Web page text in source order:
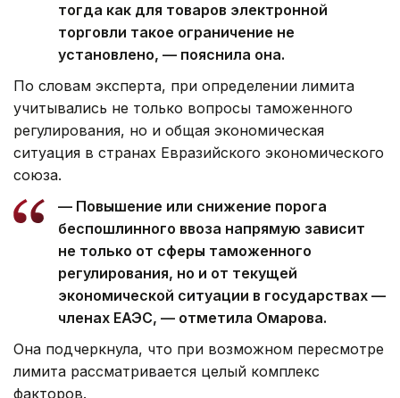
тогда как для товаров электронной
торговли такое ограничение не
установлено, — пояснила она.
По словам эксперта, при определении лимита
учитывались не только вопросы таможенного
регулирования, но и общая экономическая
ситуация в странах Евразийского экономического
союза.
— Повышение или снижение порога
беспошлинного ввоза напрямую зависит
не только от сферы таможенного
регулирования, но и от текущей
экономической ситуации в государствах —
членах ЕАЭС, — отметила Омарова.
Она подчеркнула, что при возможном пересмотре
лимита рассматривается целый комплекс
факторов.